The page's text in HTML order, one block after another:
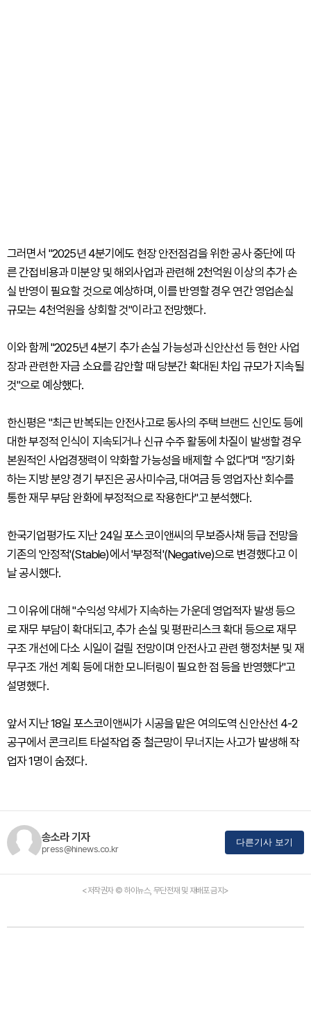
그러면서 "2025년 4분기에도 현장 안전점검을 위한 공사 중단에 따
른 간접비용과 미분양 및 해외사업과 관련해 2천억원 이상의 추가 손
실 반영이 필요할 것으로 예상하며, 이를 반영할 경우 연간 영업손실
규모는 4천억원을 상회할 것"이라고 전망했다.
이와 함께 "2025년 4분기 추가 손실 가능성과 신안산선 등 현안 사업
장과 관련한 자금 소요를 감안할 때 당분간 확대된 차입 규모가 지속될
것"으로 예상했다.
한신평은 "최근 반복되는 안전사고로 동사의 주택 브랜드 신인도 등에
대한 부정적 인식이 지속되거나 신규 수주 활동에 차질이 발생할 경우
본원적인 사업경쟁력이 약화할 가능성을 배제할 수 없다"며 "장기화
하는 지방 분양 경기 부진은 공사미수금, 대여금 등 영업자산 회수를
통한 재무 부담 완화에 부정적으로 작용한다"고 분석했다.
한국기업평가도 지난 24일 포스코이앤씨의 무보증사채 등급 전망을
기존의 '안정적'(Stable)에서 '부정적'(Negative)으로 변경했다고 이
날 공시했다.
그 이유에 대해 "수익성 약세가 지속하는 가운데 영업적자 발생 등으
로 재무 부담이 확대되고, 추가 손실 및 평판리스크 확대 등으로 재무
구조 개선에 다소 시일이 걸릴 전망이며 안전사고 관련 행정처분 및 재
무구조 개선 계획 등에 대한 모니터링이 필요한 점 등을 반영했다"고
설명했다.
앞서 지난 18일 포스코이앤씨가 시공을 맡은 여의도역 신안산선 4-2
공구에서 콘크리트 타설작업 중 철근망이 무너지는 사고가 발생해 작
업자 1명이 숨졌다.
송소라 기자
press@hinews.co.kr
다른기사 보기
<저작권자 © 하이뉴스, 무단전재 및 재배포 금지>